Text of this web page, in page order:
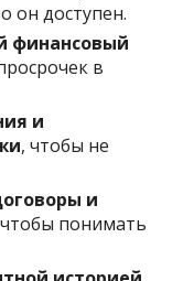
он доступен.
финансовый
в
и
, чтобы не
и
понимать